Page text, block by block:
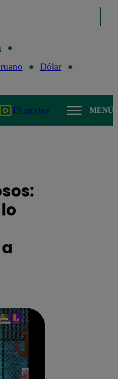
Dólar
TV en vivo MENÚ